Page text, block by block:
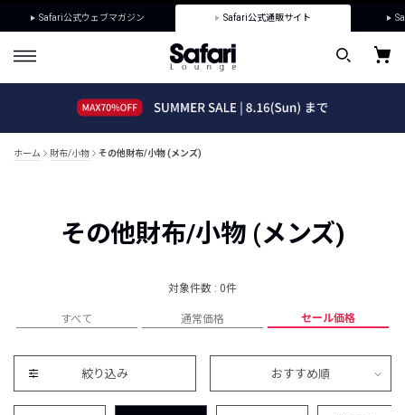
Safari公式ウェブマガジン Safari公式通販サイト
ホーム 財布/小物 その他財布/小物 (メンズ)
その他財布/小物 (メンズ)
対象件数 : 0件
すべて 通常価格 セール価格
絞り込み おすすめ順